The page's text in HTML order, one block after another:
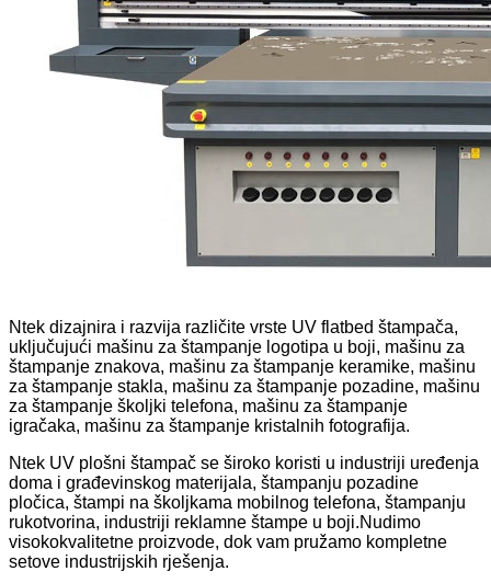
Ntek dizajnira i razvija različite vrste UV flatbed štampača,
uključujući mašinu za štampanje logotipa u boji, mašinu za
štampanje znakova, mašinu za štampanje keramike, mašinu
za štampanje stakla, mašinu za štampanje pozadine, mašinu
za štampanje školjki telefona, mašinu za štampanje
igračaka, mašinu za štampanje kristalnih fotografija.
Ntek UV plošni štampač se široko koristi u industriji uređenja
doma i građevinskog materijala, štampanju pozadine
pločica, štampi na školjkama mobilnog telefona, štampanju
rukotvorina, industriji reklamne štampe u boji.Nudimo
visokokvalitetne proizvode, dok vam pružamo kompletne
setove industrijskih rješenja.